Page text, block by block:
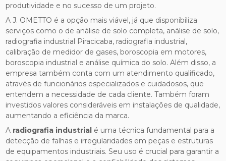
produtividade e no sucesso de um projeto.
A J. OMETTO é a opção mais viável, já que disponibiliza
serviços como o de análise de solo completa, análise de solo,
radiografia industrial Piracicaba, radiografia industrial,
calibração de medidor de gases, boroscopia em motores,
boroscopia industrial e análise química do solo. Além disso, a
empresa também conta com um atendimento qualificado,
através de funcionários especializados e cuidadosos, que
entendem a necessidade de cada cliente. Também foram
investidos valores consideráveis em instalações de qualidade,
aumentando a eficiência da marca.
A radiografia industrial é uma técnica fundamental para a
detecção de falhas e irregularidades em peças e estruturas
de equipamentos industriais. Seu uso é crucial para garantir a